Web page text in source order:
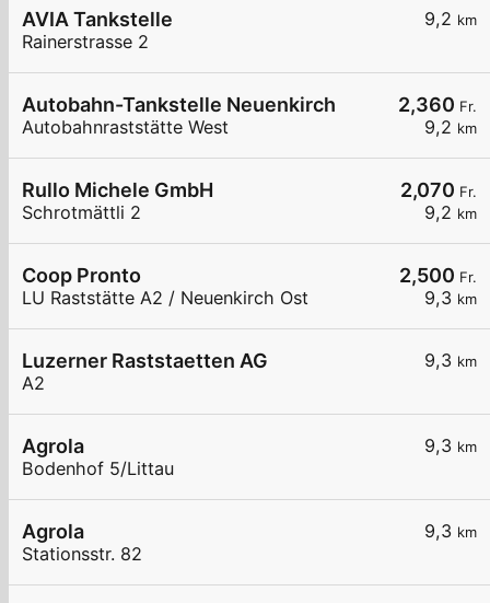
9,2 km
AVIA Tankstelle
Rainerstrasse 2
2,360 Fr.
9,2 km
Autobahn-Tankstelle Neuenkirch
Autobahnraststätte West
2,070 Fr.
9,2 km
Rullo Michele GmbH
Schrotmättli 2
2,500 Fr.
9,3 km
Coop Pronto
LU Raststätte A2 / Neuenkirch Ost
9,3 km
Luzerner Raststaetten AG
A2
9,3 km
Agrola
Bodenhof 5/Littau
9,3 km
Agrola
Stationsstr. 82